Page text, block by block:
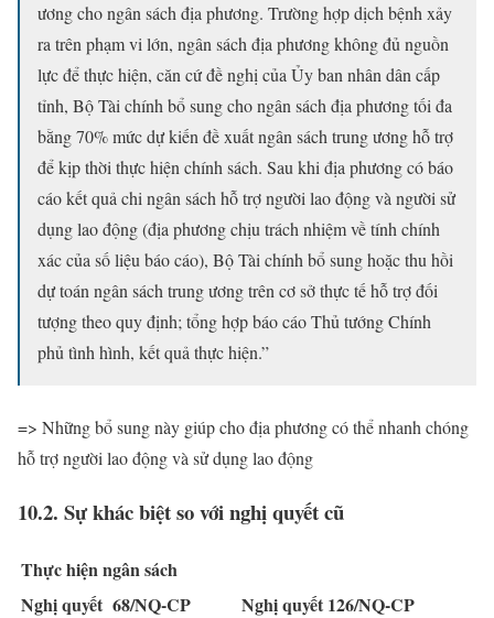
ương cho ngân sách địa phương. Trường hợp dịch bệnh xảy
ra trên phạm vi lớn, ngân sách địa phương không đủ nguồn
lực để thực hiện, căn cứ đề nghị của Ủy ban nhân dân cấp
tỉnh, Bộ Tài chính bổ sung cho ngân sách địa phương tối đa
bằng 70% mức dự kiến đề xuất ngân sách trung ương hỗ trợ
để kịp thời thực hiện chính sách. Sau khi địa phương có báo
cáo kết quả chi ngân sách hỗ trợ người lao động và người sử
dụng lao động (địa phương chịu trách nhiệm về tính chính
xác của số liệu báo cáo), Bộ Tài chính bổ sung hoặc thu hồi
dự toán ngân sách trung ương trên cơ sở thực tế hỗ trợ đối
tượng theo quy định; tổng hợp báo cáo Thủ tướng Chính
phủ tình hình, kết quả thực hiện.”
=> Những bổ sung này giúp cho địa phương có thể nhanh chóng
hỗ trợ người lao động và sử dụng lao động
10.2. Sự khác biệt so với nghị quyết cũ
Thực hiện ngân sách
Nghị quyết 68/NQ-CP
Nghị quyết 126/NQ-CP